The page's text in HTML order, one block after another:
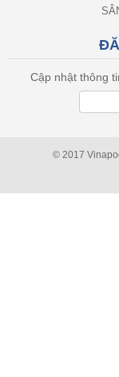
Cập nhật thông
© 2017